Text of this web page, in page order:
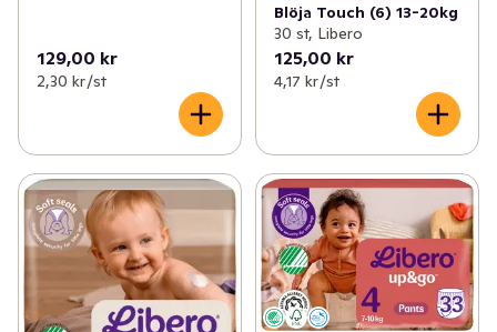
129,00 kr
2,30 kr /st
Blöja Touch (6) 13-20kg
30 st, Libero
125,00 kr
4,17 kr /st